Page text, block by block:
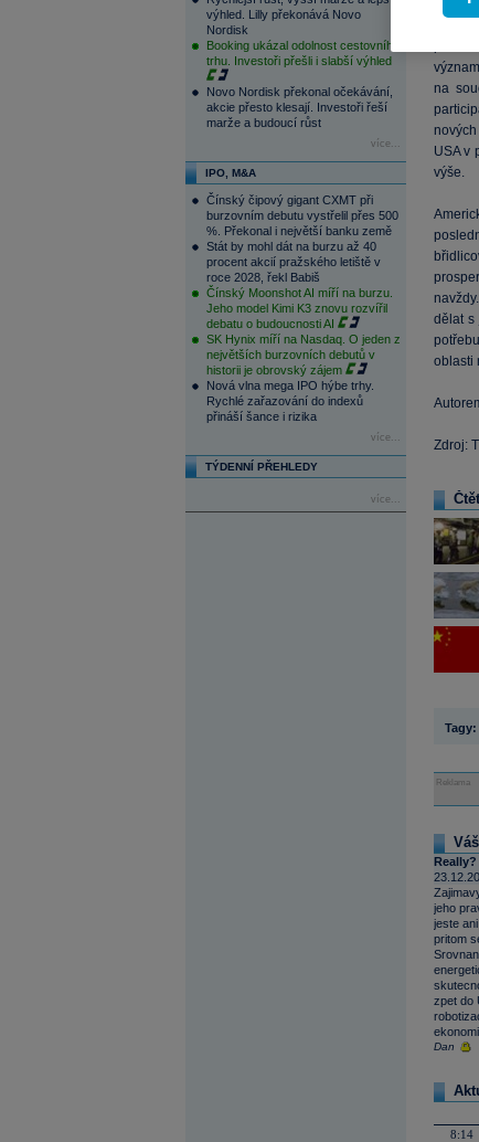
výhled. Lilly překonává Novo
Nordisk
Booking ukázal odolnost cestovního
trhu. Investoři přešli i slabší výhled
Novo Nordisk překonal očekávání,
akcie přesto klesají. Investoři řeší
marže a budoucí růst
více...
IPO, M&A
Čínský čipový gigant CXMT při
burzovním debutu vystřelil přes 500
%. Překonal i největší banku země
Stát by mohl dát na burzu až 40
procent akcií pražského letiště v
roce 2028, řekl Babiš
Čínský Moonshot AI míří na burzu.
Jeho model Kimi K3 znovu rozvířil
debatu o budoucnosti AI
SK Hynix míří na Nasdaq. O jeden z
největších burzovních debutů v
historii je obrovský zájem
Nová vlna mega IPO hýbe trhy.
Rychlé zařazování do indexů
přináší šance i rizika
více...
TÝDENNÍ PŘEHLEDY
více...
Mezi
na
USA v
výše.
dělat s
oblasti
Zdroj:
Tagy:
Reklama
Really?
jeho
jeste
pritom
zpet do
Dan
8:14